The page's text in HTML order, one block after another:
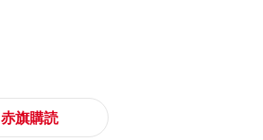
赤旗購読